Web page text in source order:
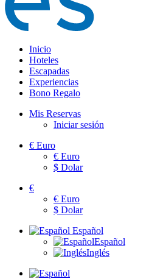
Inicio
Hoteles
Escapadas
Experiencias
Bono Regalo
Mis Reservas
Iniciar sesión
€ Euro
€ Euro
$ Dolar
€
€ Euro
$ Dolar
Español
Español
Inglés